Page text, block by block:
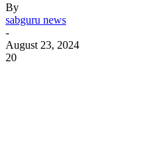
By
sabguru news
-
August 23, 2024
20